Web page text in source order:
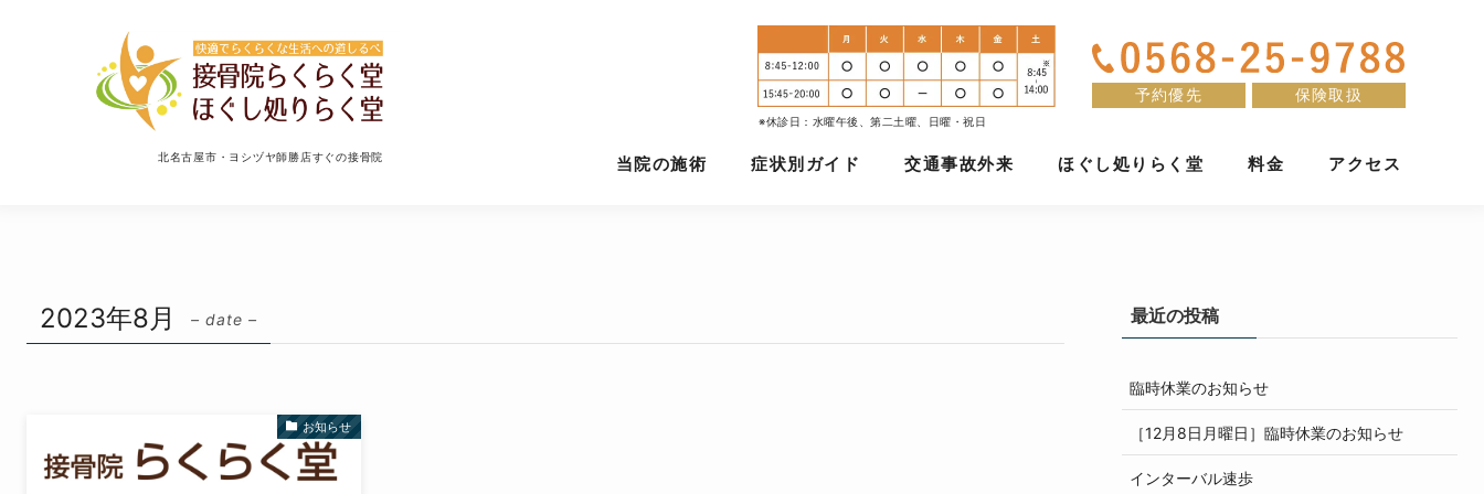
北名古屋市・ヨシヅヤ師勝店すぐの接骨院
※休診日：水曜午後、第二土曜、日曜・祝日
予約優先 保険取扱
当院の施術 症状別ガイド 交通事故外来 ほぐし処りらく堂 料金 アクセス
2023年8月 – date –
お知らせ
最近の投稿
臨時休業のお知らせ
［12月8日月曜日］臨時休業のお知らせ
インターバル速歩